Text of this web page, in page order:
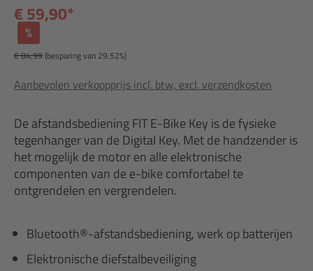
€ 59,90*
%
€ 84,99(besparing van 29.52%)
Aanbevolen verkoopprijs incl. btw, excl. verzendkosten
De afstandsbediening FIT E-Bike Key is de fysieke
tegenhanger van de Digital Key. Met de handzender is
het mogelijk de motor en alle elektronische
componenten van de e-bike comfortabel te
ontgrendelen en vergrendelen.
Bluetooth®-afstandsbediening, werk op batterijen
Elektronische diefstalbeveiliging